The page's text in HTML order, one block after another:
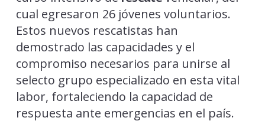
cual egresaron 26 jóvenes voluntarios.
Estos nuevos rescatistas han
demostrado las capacidades y el
compromiso necesarios para unirse al
selecto grupo especializado en esta vital
labor, fortaleciendo la capacidad de
respuesta ante emergencias en el país.